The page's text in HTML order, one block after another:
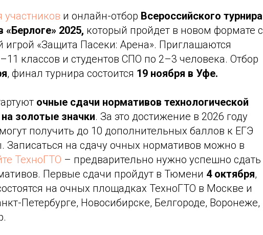
участников и онлайн-отбор Всероссийского турнира
2025, который пройдет в новом формате с
игрой «Защита Пасеки: Арена». Приглашаются
классов и студентов СПО по 2–3 человека. Отбор
, финал турнира состоится 19 ноября в Уфе.
очные сдачи нормативов технологической
золотые значки. За это достижение в 2026 году
получить до 10 дополнительных баллов к ЕГЭ
Записаться на сдачу очных нормативов можно в
ТехноГТО – предварительно нужно успешно сдать
Первые сдачи пройдут в Тюмени 4 октября,
на очных площадках ТехноГТО в Москве и
Петербурге, Новосибирске, Белгороде, Воронеже,